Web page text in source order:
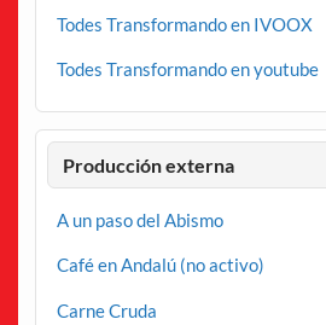
Todes Transformando en IVOOX
Todes Transformando en youtube
Producción externa
A un paso del Abismo
Café en Andalú (no activo)
Carne Cruda